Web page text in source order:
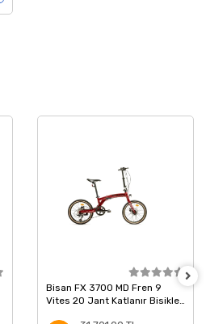
Bisan FX 3700 MD Fren 9
Vites 20 Jant Katlanır Bisiklet